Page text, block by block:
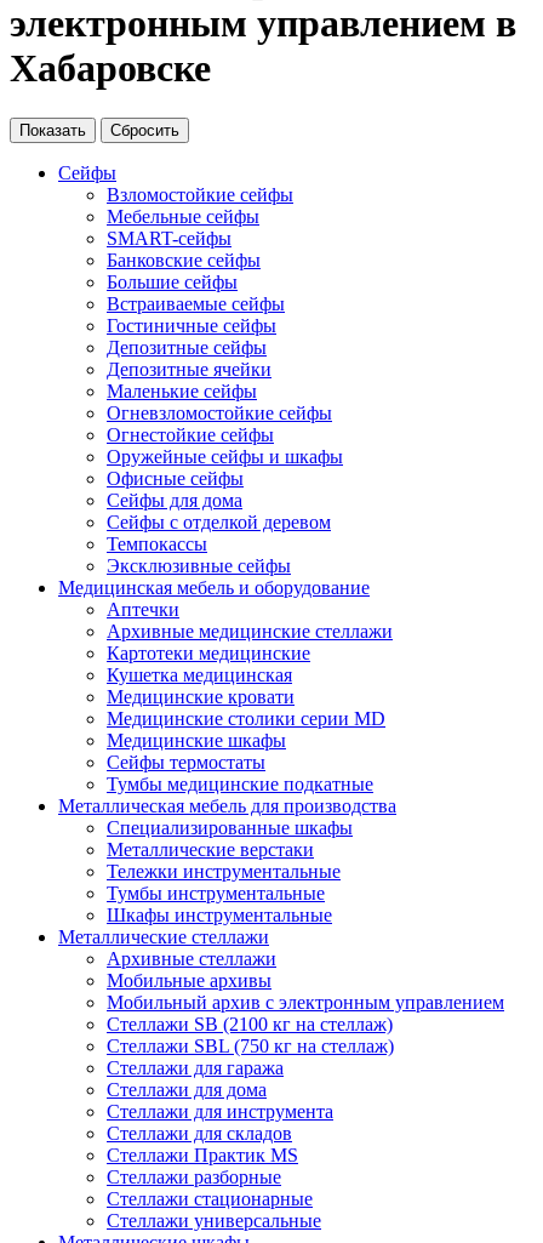
электронным управлением в
Хабаровске
Сейфы
Взломостойкие сейфы
Мебельные сейфы
SMART-сейфы
Банковские сейфы
Большие сейфы
Встраиваемые сейфы
Гостиничные сейфы
Депозитные сейфы
Депозитные ячейки
Маленькие сейфы
Огневзломостойкие сейфы
Огнестойкие сейфы
Оружейные сейфы и шкафы
Офисные сейфы
Сейфы для дома
Сейфы с отделкой деревом
Темпокассы
Эксклюзивные сейфы
Медицинская мебель и оборудование
Аптечки
Архивные медицинские стеллажи
Картотеки медицинские
Кушетка медицинская
Медицинские кровати
Медицинские столики серии MD
Медицинские шкафы
Сейфы термостаты
Тумбы медицинские подкатные
Металлическая мебель для производства
Cпециализированные шкафы
Металлические верстаки
Тележки инструментальные
Тумбы инструментальные
Шкафы инструментальные
Металлические стеллажи
Архивные стеллажи
Мобильные архивы
Мобильный архив с электронным управлением
Стеллажи SB (2100 кг на стеллаж)
Стеллажи SBL (750 кг на стеллаж)
Стеллажи для гаража
Стеллажи для дома
Стеллажи для инструмента
Стеллажи для складов
Стеллажи Практик MS
Стеллажи разборные
Стеллажи стационарные
Стеллажи универсальные